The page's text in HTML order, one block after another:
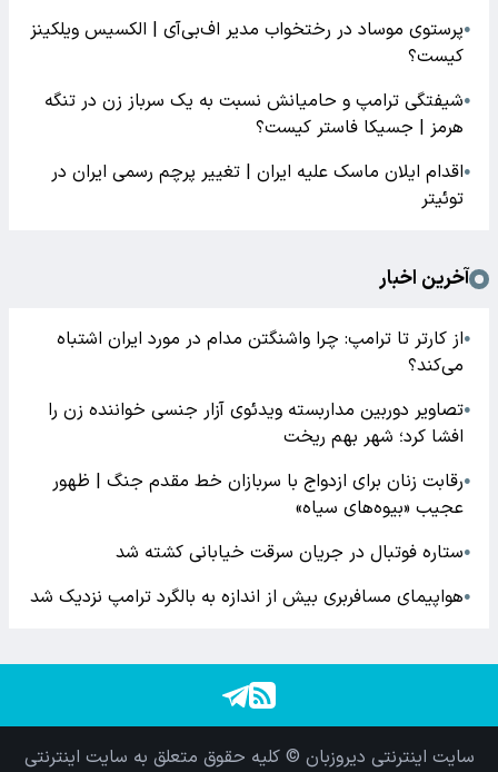
●پرستوی موساد در رختخواب مدیر اف‌بی‌آی | الکسیس ویلکینز
کیست؟
●شیفتگی ترامپ و حامیانش نسبت به یک سرباز زن در تنگه
هرمز | جسیکا فاستر کیست؟
●اقدام ایلان ماسک علیه ایران | تغییر پرچم رسمی ایران در
توئیتر
آخرین اخبار
●از کارتر تا ترامپ: چرا واشنگتن مدام در مورد ایران اشتباه
می‌کند؟
●تصاویر دوربین مداربسته ویدئوی آزار جنسی خواننده زن را
افشا کرد؛ شهر بهم ریخت
●رقابت زنان برای ازدواج با سربازان خط مقدم جنگ | ظهور
عجیب «بیوه‌های سیاه»
●ستاره فوتبال در جریان سرقت خیابانی کشته شد
●هواپیمای مسافربری بیش از اندازه به بالگرد ترامپ نزدیک شد
سایت اینترنتی دیروزبان © کلیه حقوق متعلق به سایت اینترنتی